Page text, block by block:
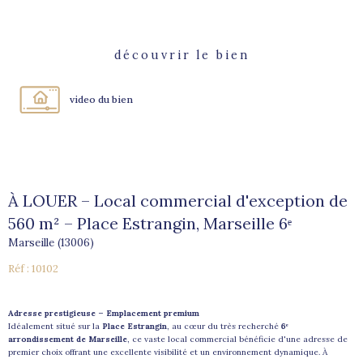
découvrir le bien
video du bien
À LOUER – Local commercial d'exception de
560 m² – Place Estrangin, Marseille 6ᵉ
Marseille (13006)
Réf : 10102
Adresse prestigieuse – Emplacement premium
Idéalement situé sur la Place Estrangin, au cœur du très recherché 6ᵉ
arrondissement de Marseille, ce vaste local commercial bénéficie d'une adresse de
premier choix offrant une excellente visibilité et un environnement dynamique. À